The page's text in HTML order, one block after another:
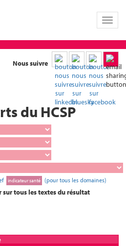
Toggle
Nous suivre
du HCSP
indicateur santé (pour tous les domaines)
tous les textes du résultat